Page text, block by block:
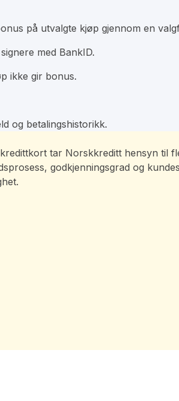
på utvalgte kjøp gjennom en
med BankID.
ikke gir bonus.
og betalingshistorikk.
tar Norskkreditt hensyn til
godkjenningsgrad og